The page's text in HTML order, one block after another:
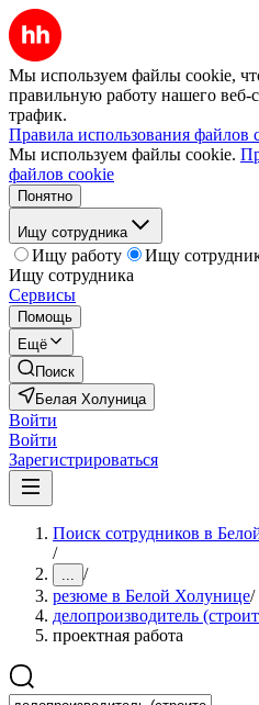
Мы используем файлы cookie,
правильную работу нашего веб-
трафик.
Правила использования файлов
Мы используем файлы cookie.
файлов cookie
Понятно
Ищу сотрудника
Ищу работу
Ищу
Ищу сотрудника
Сервисы
Помощь
Ещё
Поиск
Белая Холуница
Войти
Войти
Зарегистрироваться
Поиск сотрудников в
/
... /
резюме в Белой Холунице/
делопроизводитель
проектная работа